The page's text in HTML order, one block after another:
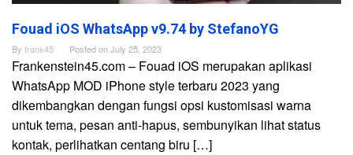
Fouad iOS WhatsApp v9.74 by StefanoYG
By frank45 Posted onJuly 25, 2023
Frankenstein45.com – Fouad iOS merupakan aplikasi
WhatsApp MOD iPhone style terbaru 2023 yang
dikembangkan dengan fungsi opsi kustomisasi warna
untuk tema, pesan anti-hapus, sembunyikan lihat status
kontak, perlihatkan centang biru […]